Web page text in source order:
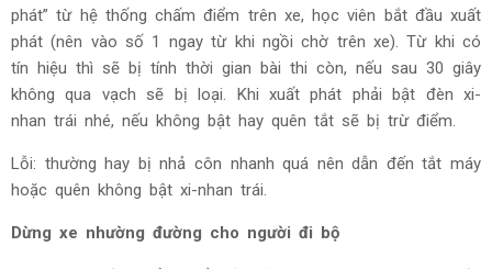
phát” từ hệ thống chấm điểm trên xe, học viên bắt đầu xuất
phát (nên vào số 1 ngay từ khi ngồi chờ trên xe). Từ khi có
tín hiệu thì sẽ bị tính thời gian bài thi còn, nếu sau 30 giây
không qua vạch sẽ bị loại. Khi xuất phát phải bật đèn xi-
nhan trái nhé, nếu không bật hay quên tắt sẽ bị trừ điểm.
Lỗi: thường hay bị nhả côn nhanh quá nên dẫn đến tắt máy
hoặc quên không bật xi-nhan trái.
Dừng xe nhường đường cho người đi bộ